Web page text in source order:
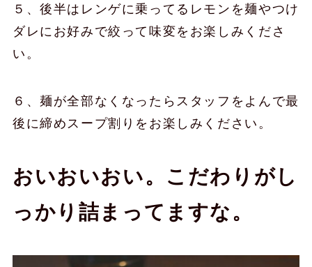
５、後半はレンゲに乗ってるレモンを麺やつけ
ダレにお好みで絞って味変をお楽しみくださ
い。
６、麺が全部なくなったらスタッフをよんで最
後に締めスープ割りをお楽しみください。
おいおいおい。こだわりがし
っかり詰まってますな。